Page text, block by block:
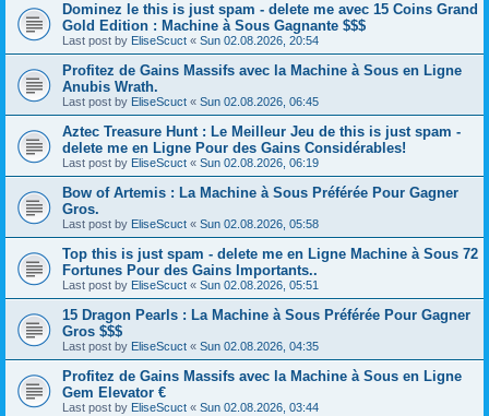
Dominez le this is just spam - delete me avec 15 Coins Grand
Gold Edition : Machine à Sous Gagnante $$$
Last post by EliseScuct « Sun 02.08.2026, 20:54
Profitez de Gains Massifs avec la Machine à Sous en Ligne
Anubis Wrath.
Last post by EliseScuct « Sun 02.08.2026, 06:45
Aztec Treasure Hunt : Le Meilleur Jeu de this is just spam -
delete me en Ligne Pour des Gains Considérables!
Last post by EliseScuct « Sun 02.08.2026, 06:19
Bow of Artemis : La Machine à Sous Préférée Pour Gagner
Gros.
Last post by EliseScuct « Sun 02.08.2026, 05:58
Top this is just spam - delete me en Ligne Machine à Sous 72
Fortunes Pour des Gains Importants..
Last post by EliseScuct « Sun 02.08.2026, 05:51
15 Dragon Pearls : La Machine à Sous Préférée Pour Gagner
Gros $$$
Last post by EliseScuct « Sun 02.08.2026, 04:35
Profitez de Gains Massifs avec la Machine à Sous en Ligne
Gem Elevator €
Last post by EliseScuct « Sun 02.08.2026, 03:44